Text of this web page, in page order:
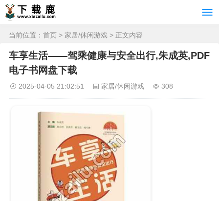
当前位置： 首页 > 家居/休闲游戏 > 正文内容
车享生活——驾乘健康与安全出行,朱成英,PDF
电子书网盘下载
2025-04-05 21:02:51 家居/休闲游戏 308